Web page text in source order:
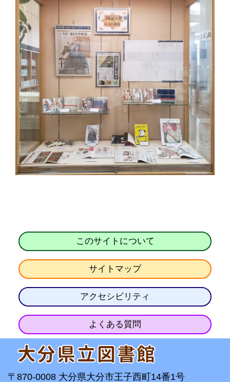
このサイトについて
サイトマップ
アクセシビリティ
よくある質問
〒870-0008 大分県大分市王子西町14番1号